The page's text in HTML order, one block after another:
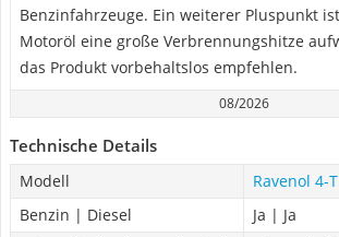
Benzinfahrzeuge. Ein weiterer Pluspunkt
Motoröl eine große Verbrennungshitze
das Produkt vorbehaltslos empfehlen.
08/2026
Technische Details
Modell
Ravenol 4-
Benzin | Diesel
Ja | Ja